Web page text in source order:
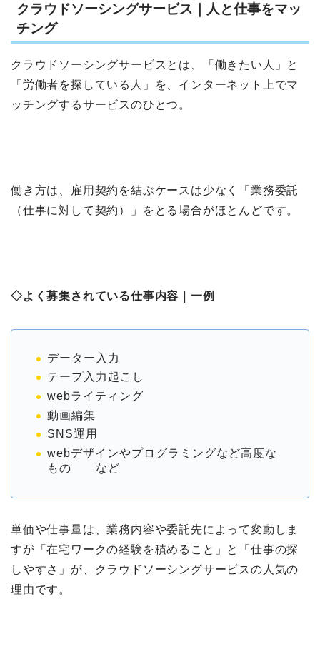
クラウドソーシングサービス｜人と仕事をマッ
チング
クラウドソーシングサービスとは、「働きたい人」と
「労働者を探している人」を、インターネット上でマ
ッチングするサービスのひとつ。
働き方は、雇用契約を結ぶケースは少なく「業務委託
（仕事に対して契約）」をとる場合がほとんどです。
◇よく募集されている仕事内容｜一例
データー入力
テープ入力起こし
webライティング
動画編集
SNS運用
webデザインやプログラミングなど高度な
もの など
単価や仕事量は、業務内容や委託先によって変動しま
すが「在宅ワークの経験を積めること」と「仕事の探
しやすさ」が、クラウドソーシングサービスの人気の
理由です。